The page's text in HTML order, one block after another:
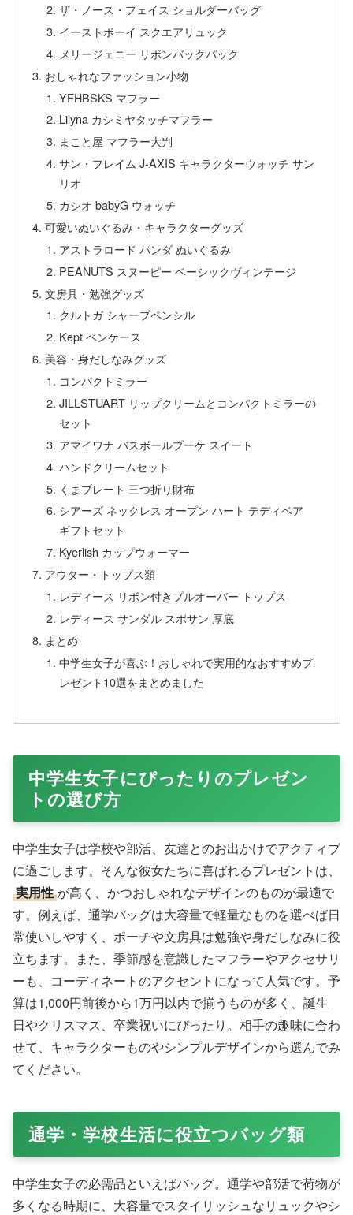
ザ・ノース・フェイス ショルダーバッグ
イーストボーイ スクエアリュック
メリージェニー リボンバックパック
おしゃれなファッション小物
YFHBSKS マフラー
Lilyna カシミヤタッチマフラー
まこと屋 マフラー大判
サン・フレイム J-AXIS キャラクターウォッチ サン
リオ
カシオ babyG ウォッチ
可愛いぬいぐるみ・キャラクターグッズ
アストラロード パンダ ぬいぐるみ
PEANUTS スヌーピー ベーシックヴィンテージ
文房具・勉強グッズ
クルトガ シャープペンシル
Kept ペンケース
美容・身だしなみグッズ
コンパクトミラー
JILLSTUART リップクリームとコンパクトミラーの
セット
アマイワナ バスボールブーケ スイート
ハンドクリームセット
くまプレート 三つ折り財布
シアーズ ネックレス オープン ハート テディベア
ギフトセット
Kyerlish カップウォーマー
アウター・トップス類
レディース リボン付きプルオーバー トップス
レディース サンダル スポサン 厚底
まとめ
中学生女子が喜ぶ！おしゃれで実用的なおすすめプ
レゼント10選をまとめました
中学生女子にぴったりのプレゼン
トの選び方
中学生女子は学校や部活、友達とのお出かけでアクティブ
に過ごします。そんな彼女たちに喜ばれるプレゼントは、
実用性 が高く、かつおしゃれなデザインのものが最適で
す。例えば、通学バッグは大容量で軽量なものを選べば日
常使いしやすく、ポーチや文房具は勉強や身だしなみに役
立ちます。また、季節感を意識したマフラーやアクセサリ
ーも、コーディネートのアクセントになって人気です。予
算は1,000円前後から1万円以内で揃うものが多く、誕生
日やクリスマス、卒業祝いにぴったり。相手の趣味に合わ
せて、キャラクターものやシンプルデザインから選んでみ
てください。
通学・学校生活に役立つバッグ類
中学生女子の必需品といえばバッグ。通学や部活で荷物が
多くなる時期に、大容量でスタイリッシュなリュックやシ